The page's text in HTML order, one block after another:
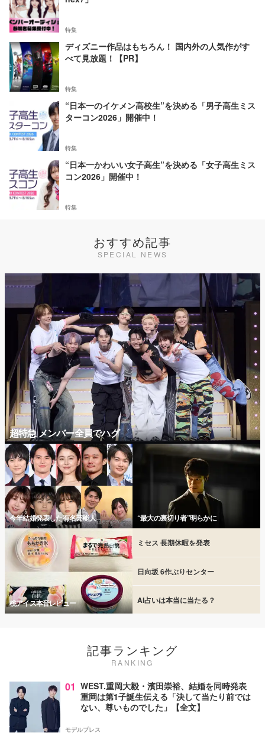
特集
ディズニー作品はもちろん！ 国内外の人気作がす
べて見放題！【PR】
特集
“日本一のイケメン高校生”を決める「男子高生ミス
ターコン2026」開催中！
特集
“日本一かわいい女子高生”を決める「女子高生ミス
コン2026」開催中！
特集
おすすめ記事
SPECIAL NEWS
超特急 メンバー全員でハグ
今年結婚発表した有名芸能人 “最大の裏切り者”明らかに
桃アイス本音レビュー
ミセス 長期休暇を発表
日向坂 6作ぶりセンター
AI占いは本当に当たる？
記事ランキング
RANKING
01 WEST.重岡大毅・濱田崇裕、結婚を同時発表
重岡は第1子誕生伝える「決して当たり前では
ない、尊いものでした」【全文】
モデルプレス